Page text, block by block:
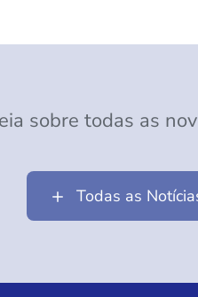
sobre todas as
Todas as